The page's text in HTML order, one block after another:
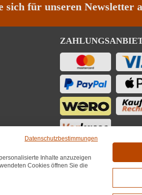
sich für unseren Newsletter
Datenschutzbestimmungen
Inhalte anzuzeigen
Cookies öffnen Sie die